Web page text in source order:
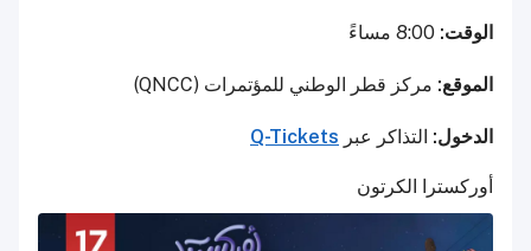
الوقت:
الموقع: مركز قطر الوطني للمؤتمرات (QNCC)
الدخول: التذاكر عبر Q-Tickets
أوركسترا الكرتون